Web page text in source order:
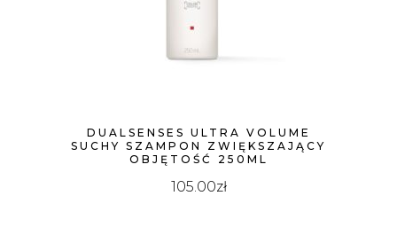
DUALSENSES ULTRA VOLUME
SUCHY SZAMPON ZWIĘKSZAJĄCY
OBJĘTOŚĆ 250ML
105.00zł